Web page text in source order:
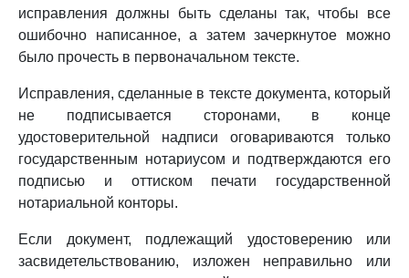
исправления должны быть сделаны так, чтобы все
ошибочно написанное, а затем зачеркнутое можно
было прочесть в первоначальном тексте.
Исправления, сделанные в тексте документа, который
не подписывается сторонами, в конце
удостоверительной надписи оговариваются только
государственным нотариусом и подтверждаются его
подписью и оттиском печати государственной
нотариальной конторы.
Если документ, подлежащий удостоверению или
засвидетельствованию, изложен неправильно или